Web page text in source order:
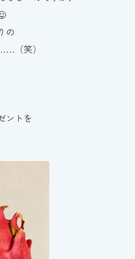
の
（笑）
ントを